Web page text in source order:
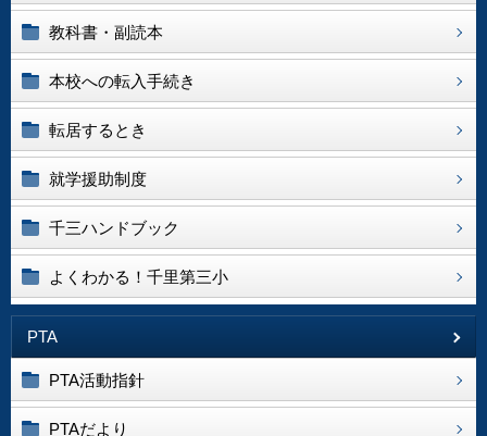
教科書・副読本
本校への転入手続き
転居するとき
就学援助制度
千三ハンドブック
よくわかる！千里第三小
PTA
PTA活動指針
PTAだより